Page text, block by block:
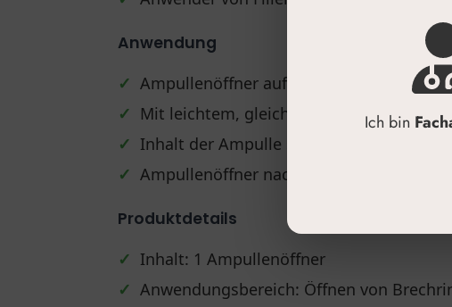
Anwendung
✓ Ampullenöffner auf den Ampullenhals
✓ Mit leichtem, gleichmäßigem Druck den
✓ Inhalt der Ampulle sicher und hygienisch
✓ Ampullenöffner nach Gebrauch reinigen
Produktdetails
✓ Inhalt: 1 Ampullenöffner
✓ Anwendungsbereich: Öffnen von
Ich bin